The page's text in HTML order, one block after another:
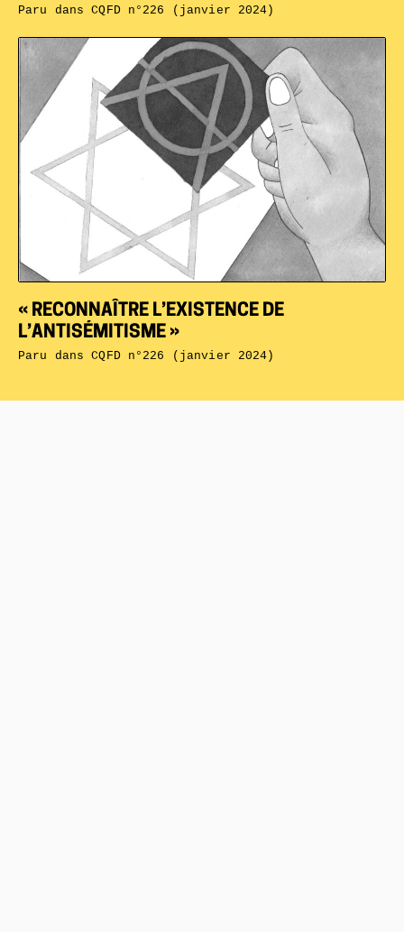
« RECONNAÎTRE L’EXISTENCE DE
L’ANTISÉMITISME »
Paru dansCQFD n°226 (janvier 2024)
Paru dansCQFD n°226 (janvier 2024)